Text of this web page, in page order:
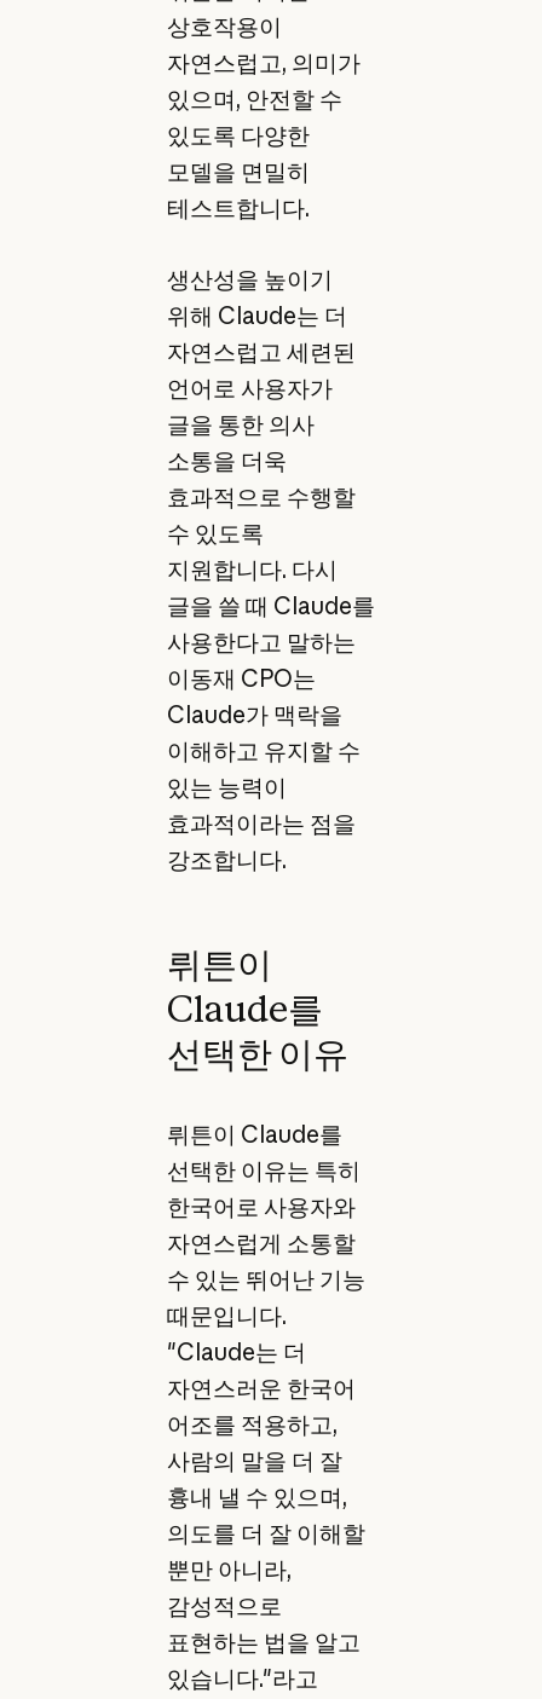
상호작용이
자연스럽고, 의미가
있으며, 안전할 수
있도록 다양한
모델을 면밀히
테스트합니다.
생산성을 높이기
위해 Claude는 더
자연스럽고 세련된
언어로 사용자가
글을 통한 의사
소통을 더욱
효과적으로 수행할
수 있도록
지원합니다. 다시
글을 쓸 때 Claude를
사용한다고 말하는
이동재 CPO는
Claude가 맥락을
이해하고 유지할 수
있는 능력이
효과적이라는 점을
강조합니다.
뤼튼이
Claude를
선택한 이유
뤼튼이 Claude를
선택한 이유는 특히
한국어로 사용자와
자연스럽게 소통할
수 있는 뛰어난 기능
때문입니다.
"Claude는 더
자연스러운 한국어
어조를 적용하고,
사람의 말을 더 잘
흉내 낼 수 있으며,
의도를 더 잘 이해할
뿐만 아니라,
감성적으로
표현하는 법을 알고
있습니다."라고